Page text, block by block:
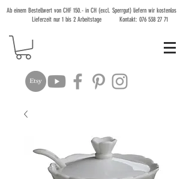
Ab einem Bestellwert von CHF 150.- in CH (excl. Sperrgut) liefern wir kostenlos
Lieferzeit nur 1 bis 2 Arbeitstage Kontakt: 076 538 27 71